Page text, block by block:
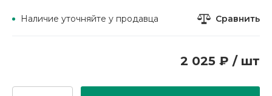
Наличие уточняйте у продавца Сравнить
2 025 ₽ / шт